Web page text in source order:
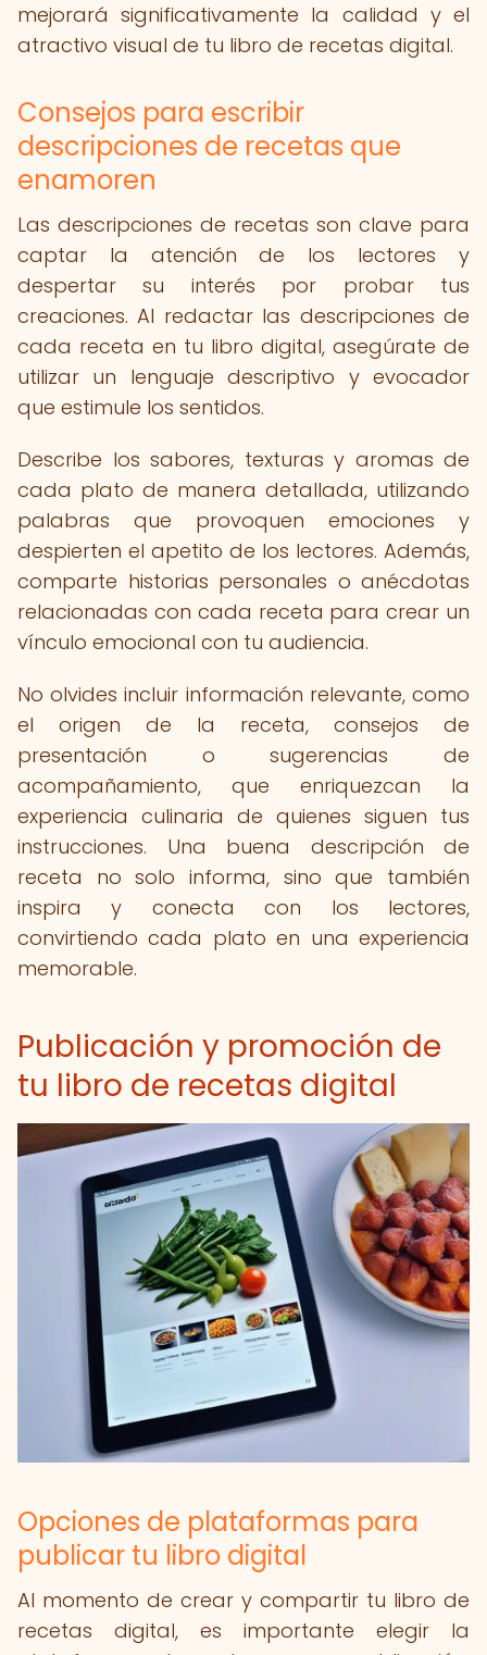
mejorará significativamente la calidad y el
atractivo visual de tu libro de recetas digital.
Consejos para escribir
descripciones de recetas que
enamoren
Las descripciones de recetas son clave para
captar la atención de los lectores y
despertar su interés por probar tus
creaciones. Al redactar las descripciones de
cada receta en tu libro digital, asegúrate de
utilizar un lenguaje descriptivo y evocador
que estimule los sentidos.
Describe los sabores, texturas y aromas de
cada plato de manera detallada, utilizando
palabras que provoquen emociones y
despierten el apetito de los lectores. Además,
comparte historias personales o anécdotas
relacionadas con cada receta para crear un
vínculo emocional con tu audiencia.
No olvides incluir información relevante, como
el origen de la receta, consejos de
presentación o sugerencias de
acompañamiento, que enriquezcan la
experiencia culinaria de quienes siguen tus
instrucciones. Una buena descripción de
receta no solo informa, sino que también
inspira y conecta con los lectores,
convirtiendo cada plato en una experiencia
memorable.
Publicación y promoción de
tu libro de recetas digital
Opciones de plataformas para
publicar tu libro digital
Al momento de crear y compartir tu libro de
recetas digital, es importante elegir la